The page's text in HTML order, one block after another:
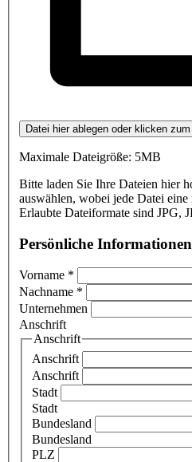
Datei hier ablegen oder klicken
Maximale Dateigröße: 5MB
Bitte laden Sie Ihre Dateien hier
auswählen, wobei jede Datei
Erlaubte Dateiformate sind JPG,
Persönliche Informationen
Vorname *
Nachname *
Unternehmen
Anschrift
Anschrift
Anschrift
Anschrift
Stadt
Stadt
Bundesland
Bundesland
PLZ